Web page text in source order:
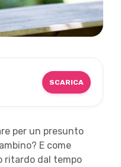
SCARICA
per un presunto
E come
ritardo dal tempo